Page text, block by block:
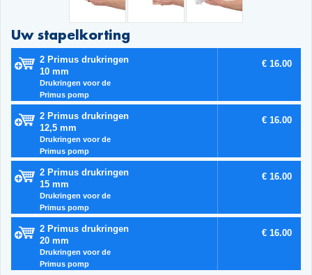
Uw stapelkorting
2 Primus drukringen
10 mm
Drukringen voor de
Primus pomp
€ 16.00
2 Primus drukringen
12,5 mm
Drukringen voor de
Primus pomp
€ 16.00
2 Primus drukringen
15 mm
Drukringen voor de
Primus pomp
€ 16.00
2 Primus drukringen
20 mm
Drukringen voor de
Primus pomp
€ 16.00